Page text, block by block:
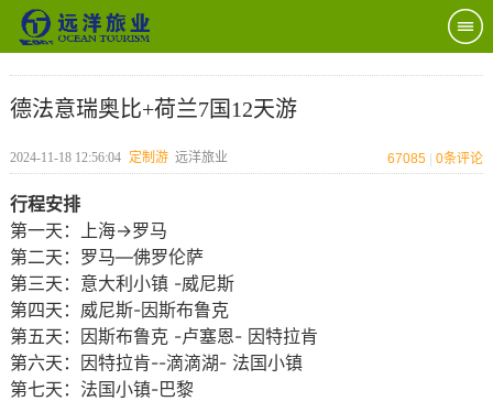
德法意瑞奥比+荷兰7国12天游
2024-11-18 12:56:04 定制游 远洋旅业 67085 0条评论
行程安排
第一天：上海→罗马
第二天：罗马—佛罗伦萨
第三天：意大利小镇 -威尼斯
第四天：威尼斯-因斯布鲁克
第五天：因斯布鲁克 -卢塞恩- 因特拉肯
第六天：因特拉肯--滴滴湖- 法国小镇
第七天：法国小镇-巴黎